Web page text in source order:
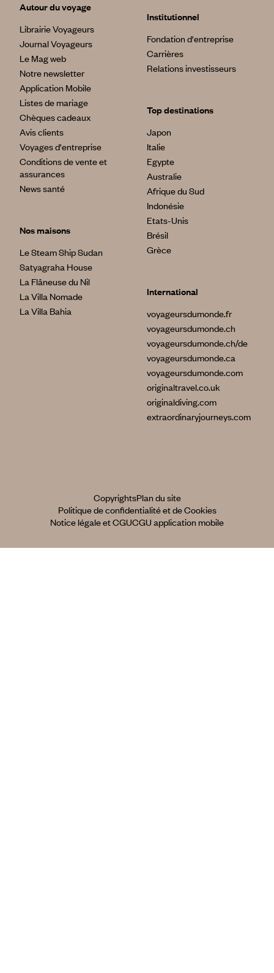
Autour du voyage
Librairie Voyageurs
Journal Voyageurs
Le Mag web
Notre newsletter
Application Mobile
Listes de mariage
Chèques cadeaux
Avis clients
Voyages d'entreprise
Conditions de vente et
assurances
News santé
Nos maisons
Le Steam Ship Sudan
Satyagraha House
La Flâneuse du Nil
La Villa Nomade
La Villa Bahia
Institutionnel
Fondation d'entreprise
Carrières
Relations investisseurs
Top destinations
Japon
Italie
Egypte
Australie
Afrique du Sud
Indonésie
Etats-Unis
Brésil
Grèce
International
voyageursdumonde.fr
voyageursdumonde.ch
voyageursdumonde.ch/de
voyageursdumonde.ca
voyageursdumonde.com
originaltravel.co.uk
originaldiving.com
extraordinaryjourneys.com
CopyrightsPlan du site
Politique de confidentialité et de Cookies
Notice légale et CGUCGU application mobile